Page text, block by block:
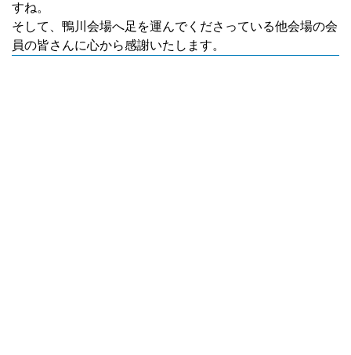
すね。
そして、鴨川会場へ足を運んでくださっている他会場の会
員の皆さんに心から感謝いたします。